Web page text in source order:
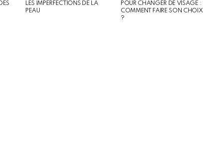
LES IMPERFECTIONS DE LA
PEAU
POUR CHANGER DE VISAGE :
COMMENT FAIRE SON CHOIX
?